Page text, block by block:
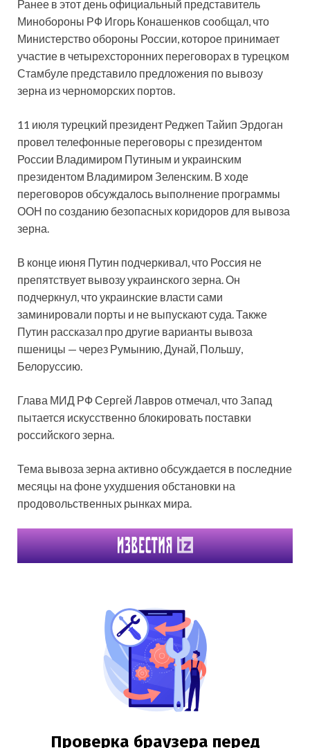
Ранее в этот день официальный представитель
Минобороны РФ Игорь Конашенков сообщал, что
Министерство обороны России, которое принимает
участие в четырехсторонних переговорах в турецком
Стамбуле представило предложения по вывозу
зерна из черноморских портов.
11 июля турецкий президент Реджеп Тайип Эрдоган
провел телефонные переговоры с президентом
России Владимиром Путиным и украинским
президентом Владимиром Зеленским. В ходе
переговоров обсуждалось выполнение программы
ООН по созданию безопасных коридоров для вывоза
зерна.
В конце июня Путин подчеркивал, что Россия не
препятствует вывозу украинского зерна. Он
подчеркнул, что украинские власти сами
заминировали порты и не выпускают суда. Также
Путин рассказал про другие варианты вывоза
пшеницы — через Румынию, Дунай, Польшу,
Белоруссию.
Глава МИД РФ Сергей Лавров отмечал, что Запад
пытается искусственно блокировать поставки
российского зерна.
Тема вывоза зерна активно обсуждается в последние
месяцы на фоне ухудшения обстановки на
продовольственных рынках мира.